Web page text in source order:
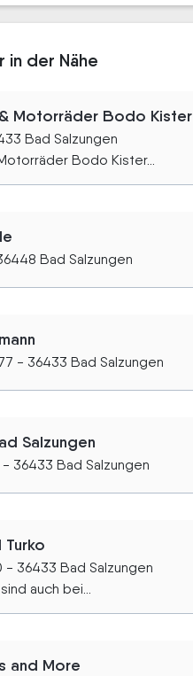
in der Nähe
Motorräder Bodo Kister
Bad Salzungen
Bodo Kister...
Bad Salzungen
- 36433 Bad Salzungen
Salzungen
36433 Bad Salzungen
- 36433 Bad Salzungen
auch bei...
and More